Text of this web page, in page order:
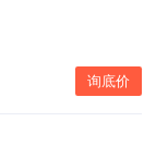
询底价